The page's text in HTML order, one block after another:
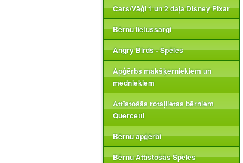
Cars/Vāģi 1 un 2 daļa Disney Pixar
Bērnu lietussargi
Angry Birds - Spēles
Apģērbs makšķerniekiem un
medniekiem
Attīstošās rotaļlietas bērniem
Quercetti
Bērnu apģērbi
Bērnu Attīstošās Spēles